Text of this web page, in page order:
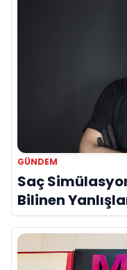
GÜNDEM
Saç
Bilinen
Onur Akdeniz